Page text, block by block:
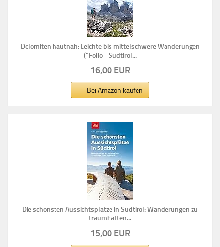
Dolomiten hautnah: Leichte bis mittelschwere Wanderungen
("Folio - Südtirol...
16,00 EUR
Bei Amazon kaufen
Die schönsten Aussichtsplätze in Südtirol: Wanderungen zu
traumhaften...
15,00 EUR